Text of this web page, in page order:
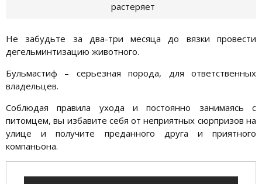
растеряет
Не забудьте за два-три месяца до вязки провести
дегельминтизацию животного.
Бульмастиф – серьезная порода, для ответственных
владельцев.
Соблюдая правила ухода и постоянно занимаясь с
питомцем, вы избавите себя от неприятных сюрпризов на
улице и получите преданного друга и приятного
компаньона.